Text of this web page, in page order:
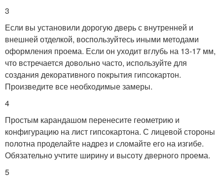
3
Если вы установили дорогую дверь с внутренней и
внешней отделкой, воспользуйтесь иными методами
оформления проема. Если он уходит вглубь на 13-17 мм,
что встречается довольно часто, используйте для
создания декоративного покрытия гипсокартон.
Произведите все необходимые замеры.
4
Простым карандашом перенесите геометрию и
конфигурацию на лист гипсокартона. С лицевой стороны
полотна проделайте надрез и сломайте его на изгибе.
Обязательно учтите ширину и высоту дверного проема.
5